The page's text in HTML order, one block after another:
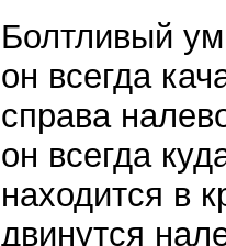
Болтливый
он всегда
справа
он всегда
находится в
двинутся